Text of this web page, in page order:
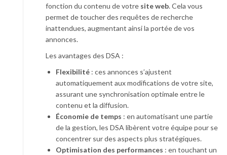
fonction du contenu de votre site web. Cela vous
permet de toucher des requêtes de recherche
inattendues, augmentant ainsi la portée de vos
annonces.
Les avantages des DSA :
Flexibilité : ces annonces s’ajustent
automatiquement aux modifications de votre site,
assurant une synchronisation optimale entre le
contenu et la diffusion.
Économie de temps : en automatisant une partie
de la gestion, les DSA libèrent votre équipe pour se
concentrer sur des aspects plus stratégiques.
Optimisation des performances : en touchant un